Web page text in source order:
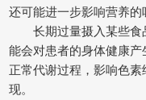
还可能进一步影响营养的
长期过量摄入某些食
能会对患者的身体健康
正常代谢过程，影响色
现。